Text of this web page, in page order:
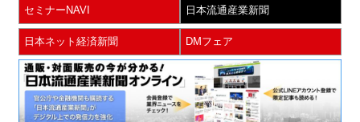
セミナーNAVI 日本流通産業新聞
日本ネット経済新聞 DMフェア